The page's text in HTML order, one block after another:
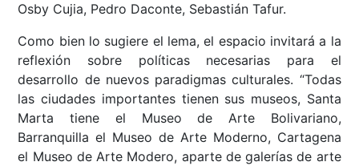
Osby Cujia, Pedro Daconte, Sebastián Tafur.
Como bien lo sugiere el lema, el espacio invitará a la
reflexión sobre políticas necesarias para el
desarrollo de nuevos paradigmas culturales. “Todas
las ciudades importantes tienen sus museos, Santa
Marta tiene el Museo de Arte Bolivariano,
Barranquilla el Museo de Arte Moderno, Cartagena
el Museo de Arte Modero, aparte de galerías de arte